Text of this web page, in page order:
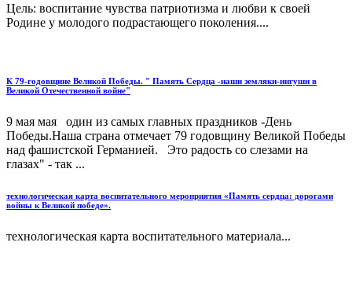
Цель: воспитание чувства патриотизма и любви к своей
Родине у молодого подрастающего поколения....
К 79-годовщине Великой Победы. " Память Сердца -наши земляки-ингуши в
Великой Отечественной войне"
9 мая мая один из самых главных праздников -День
Победы.Наша страна отмечает 79 годовщину Великой Победы
над фашистской Германией. Это радость со слезами на
глазах" - так ...
технологическая карта воспитательного мероприятия «Память сердца: дорогами
войны к Великой победе».
технологическая карта воспитательного материала...